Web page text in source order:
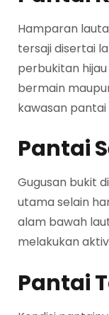
Hamparan
tersaji disertai
perbukitan
bermain
kawasan
Pantai
Gugusan bukit
utama selain
alam bawah
melakukan
Pantai